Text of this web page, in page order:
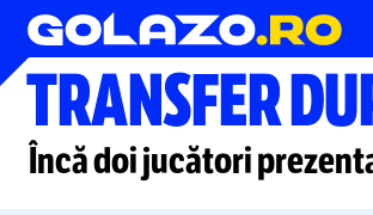
Liga 2
TRANSFER
Încă doi jucători